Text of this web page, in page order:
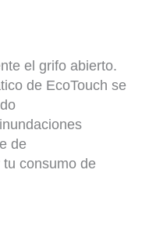
el grifo abierto.
de EcoTouch se
de
consumo de